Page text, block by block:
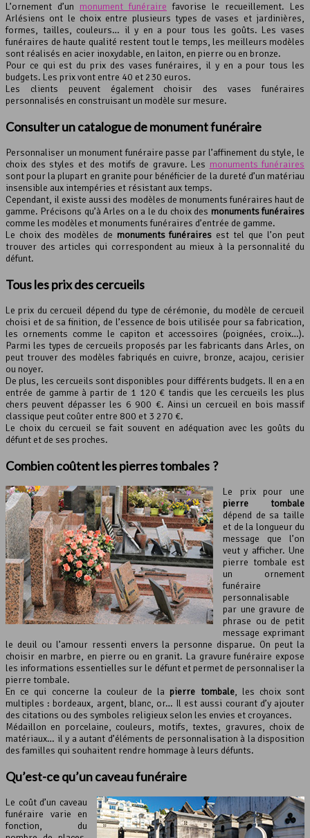
L’ornement d’un monument funéraire favorise le recueillement. Les
Arlésiens ont le choix entre plusieurs types de vases et jardinières,
formes, tailles, couleurs… il y en a pour tous les goûts. Les vases
funéraires de haute qualité restent tout le temps, les meilleurs modèles
sont réalisés en acier inoxydable, en laiton, en pierre ou en bronze.
Pour ce qui est du prix des vases funéraires, il y en a pour tous les
budgets. Les prix vont entre 40 et 230 euros.
Les clients peuvent également choisir des vases funéraires
personnalisés en construisant un modèle sur mesure.
Consulter un catalogue de monument funéraire
Personnaliser un monument funéraire passe par l’affinement du style, le
choix des styles et des motifs de gravure. Les monuments funéraires
sont pour la plupart en granite pour bénéficier de la dureté d’un matériau
insensible aux intempéries et résistant aux temps.
Cependant, il existe aussi des modèles de monuments funéraires haut de
gamme. Précisons qu’à Arles on a le du choix des monuments funéraires
comme les modèles et monuments funéraires d’entrée de gamme.
Le choix des modèles de monuments funéraires est tel que l’on peut
trouver des articles qui correspondent au mieux à la personnalité du
défunt.
Tous les prix des cercueils
Le prix du cercueil dépend du type de cérémonie, du modèle de cercueil
choisi et de sa finition, de l’essence de bois utilisée pour sa fabrication,
les ornements comme le capiton et accessoires (poignées, croix…).
Parmi les types de cercueils proposés par les fabricants dans Arles, on
peut trouver des modèles fabriqués en cuivre, bronze, acajou, cerisier
ou noyer.
De plus, les cercueils sont disponibles pour différents budgets. Il en a en
entrée de gamme à partir de 1 120 € tandis que les cercueils les plus
chers peuvent dépasser les 6 900 €. Ainsi un cercueil en bois massif
classique peut coûter entre 800 et 3 270 €.
Le choix du cercueil se fait souvent en adéquation avec les goûts du
défunt et de ses proches.
Combien coûtent les pierres tombales ?
Le prix pour une
pierre tombale
dépend de sa taille
et de la longueur du
message que l’on
veut y afficher. Une
pierre tombale est
un ornement
funéraire
personnalisable
par une gravure de
phrase ou de petit
message exprimant
le deuil ou l’amour ressenti envers la personne disparue. On peut la
choisir en marbre, en pierre ou en granit. La gravure funéraire expose
les informations essentielles sur le défunt et permet de personnaliser la
pierre tombale.
En ce qui concerne la couleur de la pierre tombale, les choix sont
multiples : bordeaux, argent, blanc, or… Il est aussi courant d’y ajouter
des citations ou des symboles religieux selon les envies et croyances.
Médaillon en porcelaine, couleurs, motifs, textes, gravures, choix de
matériaux… il y a autant d’éléments de personnalisation à la disposition
des familles qui souhaitent rendre hommage à leurs défunts.
Qu’est-ce qu’un caveau funéraire
Le coût d’un caveau
funéraire varie en
fonction, du